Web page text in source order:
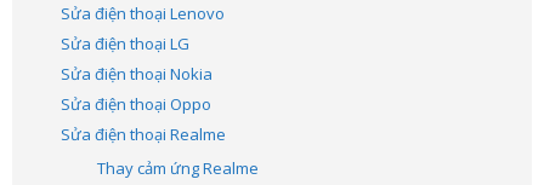
Sửa điện thoại Lenovo
Sửa điện thoại LG
Sửa điện thoại Nokia
Sửa điện thoại Oppo
Sửa điện thoại Realme
Thay cảm ứng Realme